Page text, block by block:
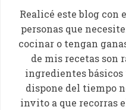
Realicé este blog con
personas que
cocinar o tengan
de mis recetas son
ingredientes
dispone del tiempo
invito a que recorras